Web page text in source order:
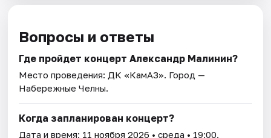
Вопросы и ответы
Где пройдет концерт Александр Малинин?
Место проведения: ДК «КамАЗ». Город —
Набережные Челны.
Когда запланирован концерт?
Дата и время: 11 ноября 2026 • среда • 19:00.